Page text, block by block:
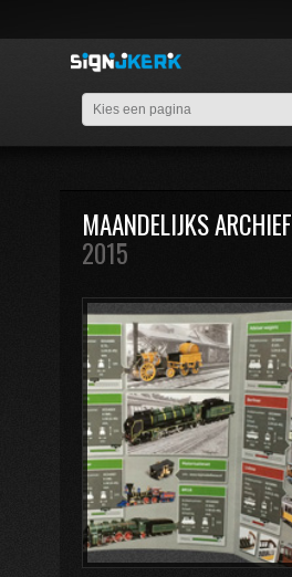
MAANDELIJKS ARCHIEF
2015